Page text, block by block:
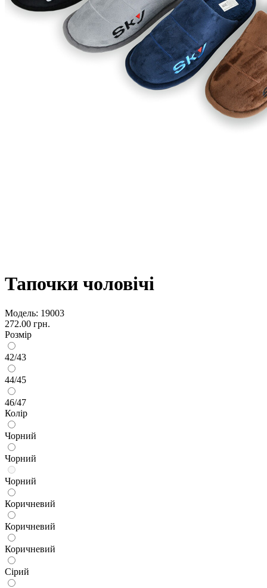
Тапочки чоловічі
Модель: 19003
272.00 грн.
Розмір
42/43
44/45
46/47
Колір
Чорний
Чорний
Чорний
Коричневий
Коричневий
Коричневий
Сірий